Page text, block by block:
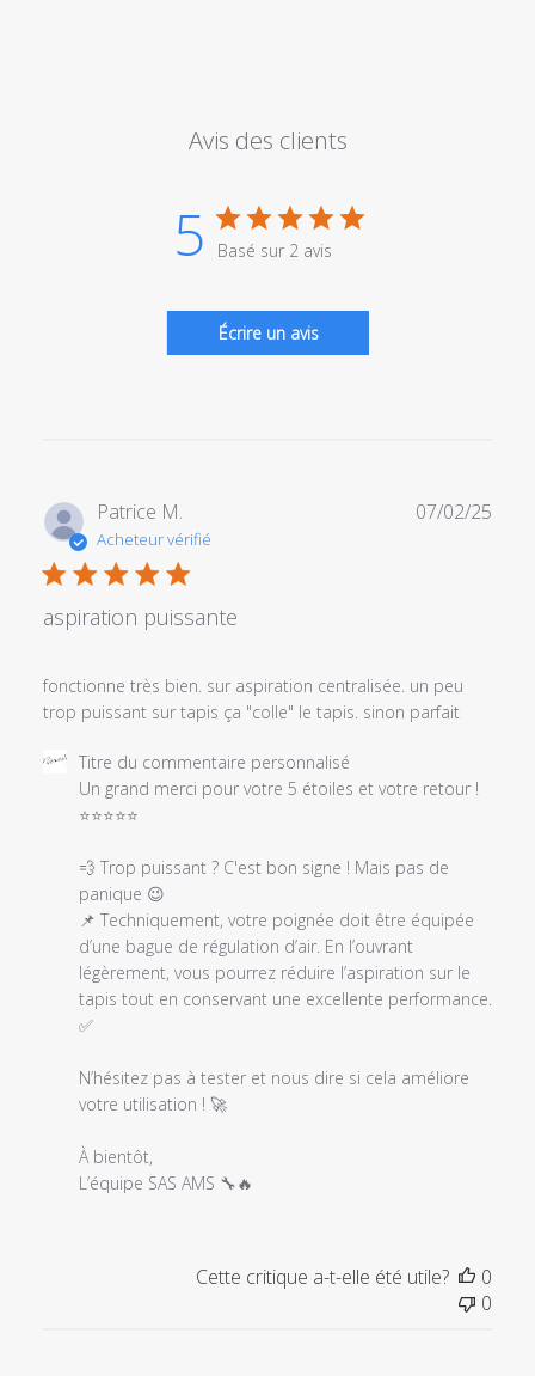
Avis des clients
5 Basé sur 2 avis
Écrire un avis
Patrice M.
Acheteur vérifié
aspiration puissante
fonctionne très bien. sur aspiration centralisée. un peu
trop puissant sur tapis ça "colle" le tapis. sinon parfait
Commentaires
propriétaire
magasin
l'examen
commentaire
2025
Titre du commentaire personnalisé
Un grand merci pour votre 5 étoiles et votre retour !
⭐⭐⭐⭐⭐
💨 Trop puissant ? C'est bon signe ! Mais pas de
panique 😉
📌 Techniquement, votre poignée doit être équipée
d’une bague de régulation d’air. En l’ouvrant
légèrement, vous pourrez réduire l’aspiration sur le
tapis tout en conservant une excellente performance.
✅
N’hésitez pas à tester et nous dire si cela améliore
votre utilisation ! 🚀
À bientôt,
L’équipe SAS AMS 🔧🔥
07/02/25
Cette critique a-t-elle été utile?
0
0